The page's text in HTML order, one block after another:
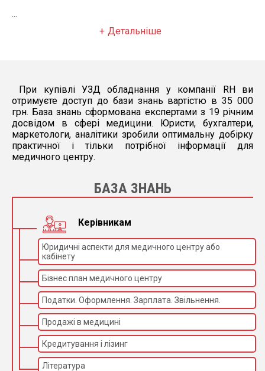
...
Детальніше
При купівлі УЗД обладнання у компанії RH ви
отримуєте доступ до бази знань вартістю в 35 000
грн. База знань сформована експертами з 19 річним
досвідом в сфері медицини. Юристи, бухгалтери,
маркетологи, аналітики зробили оптимальну добірку
практичної і тільки потрібної інформації для
медичного центру.
БАЗА ЗНАНЬ
Керівникам
Юридичні аспекти для медичного центру або
кабінету
Бізнес план медичного центру
Податки. Оформлення. Зарплата. Звільнення.
Продажі в медицині
Кредитування і лізинг
Література